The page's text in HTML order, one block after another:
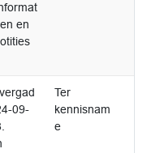
en
09-
Ter
kennisnam
e